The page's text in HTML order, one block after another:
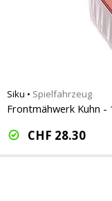
Siku • Spielfahrzeug
Frontmähwerk Kuhn -
CHF 28.30